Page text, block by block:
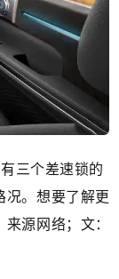
三个差速锁的
况。想要了解更
源网络；文：